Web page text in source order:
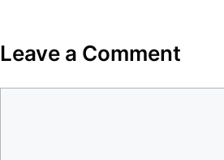
Leave a Comment